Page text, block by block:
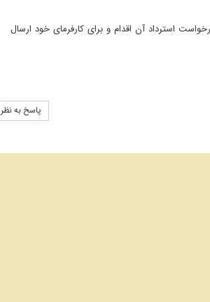
استرداد آن اقدام و برای کارفرمای خود ارسال
پاسخ به نظر